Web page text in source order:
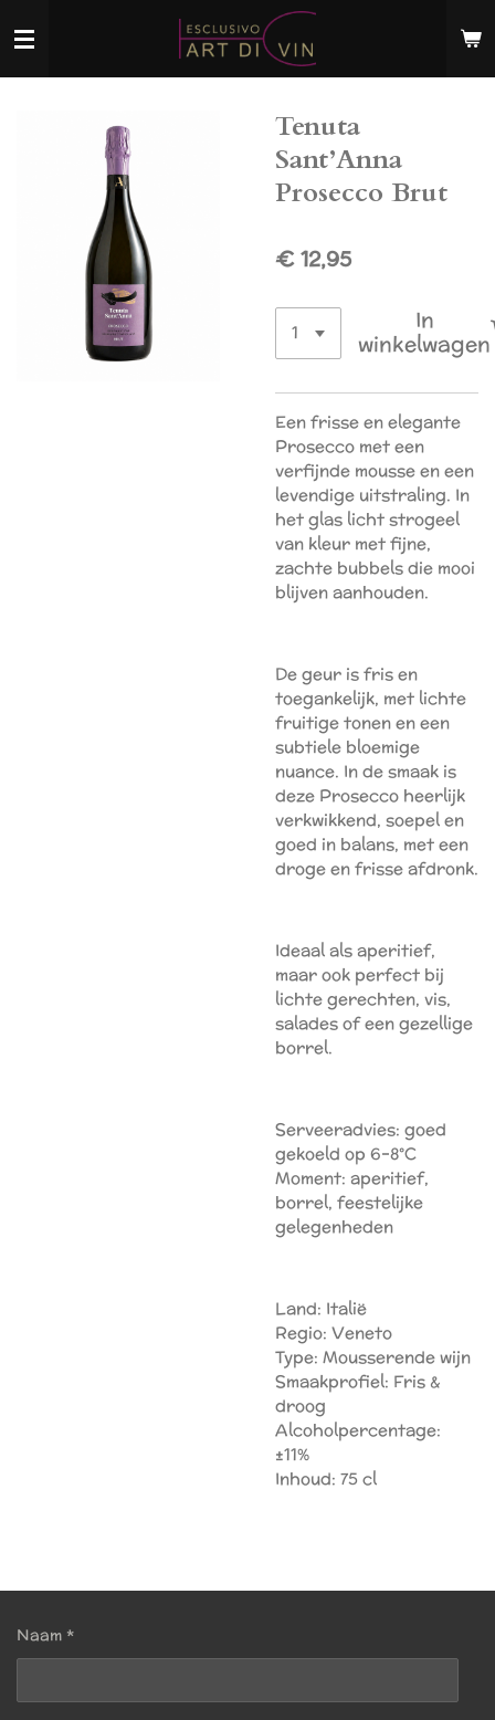
direct
Tenuta
Sant’Anna
Prosecco Brut
€ 12,95
In
winkelwagen
Een frisse en elegante
Prosecco met een
verfijnde mousse en een
levendige uitstraling. In
het glas licht strogeel
van kleur met fijne,
zachte bubbels die mooi
blijven aanhouden.
De geur is fris en
toegankelijk, met lichte
fruitige tonen en een
subtiele bloemige
nuance. In de smaak is
deze Prosecco heerlijk
verkwikkend, soepel en
goed in balans, met een
droge en frisse afdronk.
Ideaal als aperitief,
maar ook perfect bij
lichte gerechten, vis,
salades of een gezellige
borrel.
Serveeradvies: goed
gekoeld op 6–8°C
Moment: aperitief,
borrel, feestelijke
gelegenheden
Land: Italië
Regio: Veneto
Type: Mousserende wijn
Smaakprofiel: Fris &
droog
Alcoholpercentage:
±11%
Inhoud: 75 cl
Naam *